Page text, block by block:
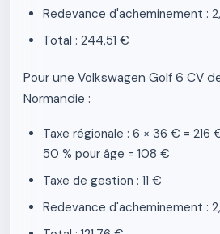
Redevance d'acheminement :
Total : 244,51 €
Pour une Volkswagen Golf 6 CV
Normandie :
Taxe régionale : 6 × 36 € =
50 % pour âge = 108 €
Taxe de gestion : 11 €
Redevance d'acheminement :